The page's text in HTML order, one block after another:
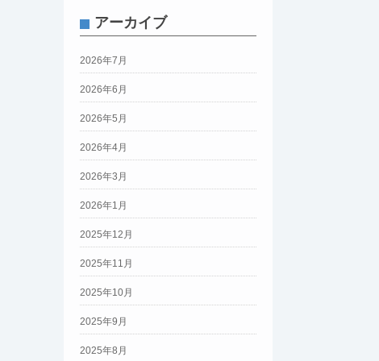
アーカイブ
2026年7月
2026年6月
2026年5月
2026年4月
2026年3月
2026年1月
2025年12月
2025年11月
2025年10月
2025年9月
2025年8月